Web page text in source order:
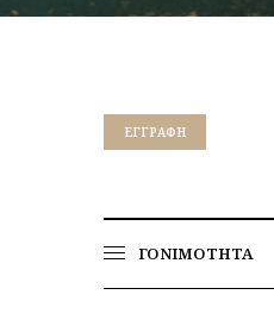
ΠΕΡΙΣΣΌΤΕΡΑ
EΓΓΡΑΦΉ
ΓΟΝΙΜΟΤΗΤΑ